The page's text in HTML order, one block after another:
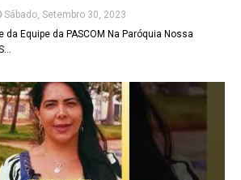
Sábado, Setembro 30, 2023
da Equipe da PASCOM Na Paróquia Nossa